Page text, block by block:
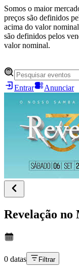
Somos o maior
preços são definidos
acima do valor
são definidos pelos
valor nominal.
Entrar Anunciar
Revelação
0 datas Filtrar